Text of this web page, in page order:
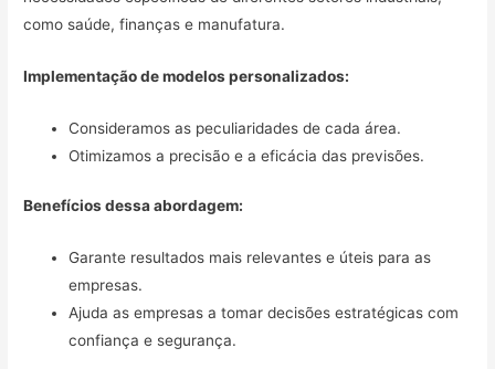
como saúde, finanças e manufatura.
Implementação de modelos personalizados:
Consideramos as peculiaridades de cada área.
Otimizamos a precisão e a eficácia das previsões.
Benefícios dessa abordagem:
Garante resultados mais relevantes e úteis para as
empresas.
Ajuda as empresas a tomar decisões estratégicas com
confiança e segurança.